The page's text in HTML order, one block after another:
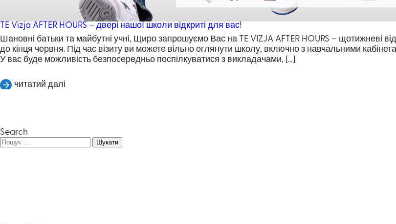
TE Vizja AFTER HOURS – двері нашої школи відкриті для вас!
Шановні батьки та майбутні учні, Щиро запрошуємо Вас на TE VIZJA AFTER HOURS – щотижневі
до кінця червня. Під час візиту ви можете вільно оглянути школу, включно з навчальними
У вас буде можливість безпосередньо поспілкуватися з викладачами, […]
читатий далі
Search
Пошук: